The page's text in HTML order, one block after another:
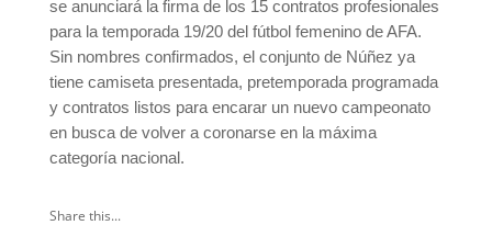
se anunciará la firma de los 15 contratos profesionales
para la temporada 19/20 del fútbol femenino de AFA.
Sin nombres confirmados, el conjunto de Núñez ya
tiene camiseta presentada, pretemporada programada
y contratos listos para encarar un nuevo campeonato
en busca de volver a coronarse en la máxima
categoría nacional.
Share this...